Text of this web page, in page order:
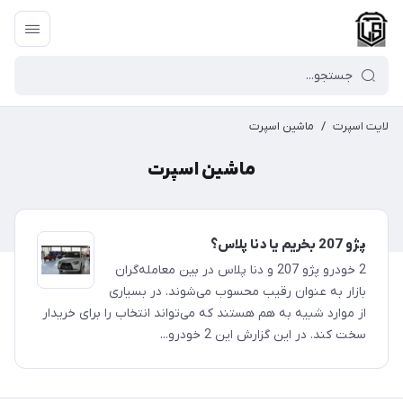
لایت اسپرت / ماشین اسپرت
ماشین اسپرت
پژو 207 بخریم یا دنا پلاس؟
2 خودرو پژو 207 و دنا پلاس در بین معامله‌گران
بازار به عنوان رقیب محسوب می‌شوند. در بسیاری
از موارد شبیه به هم هستند که می‌تواند انتخاب را برای خریدار
سخت کند. در این گزارش این 2 خودرو...